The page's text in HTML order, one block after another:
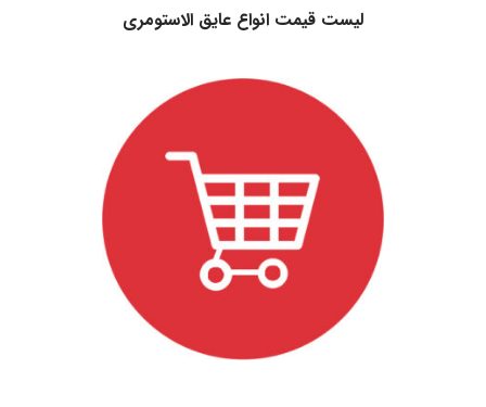
لیست قیمت انواع عایق الاستومری